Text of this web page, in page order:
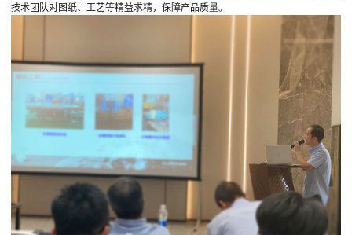
技术团队对图纸、工艺等精益求精，保障产品质量。